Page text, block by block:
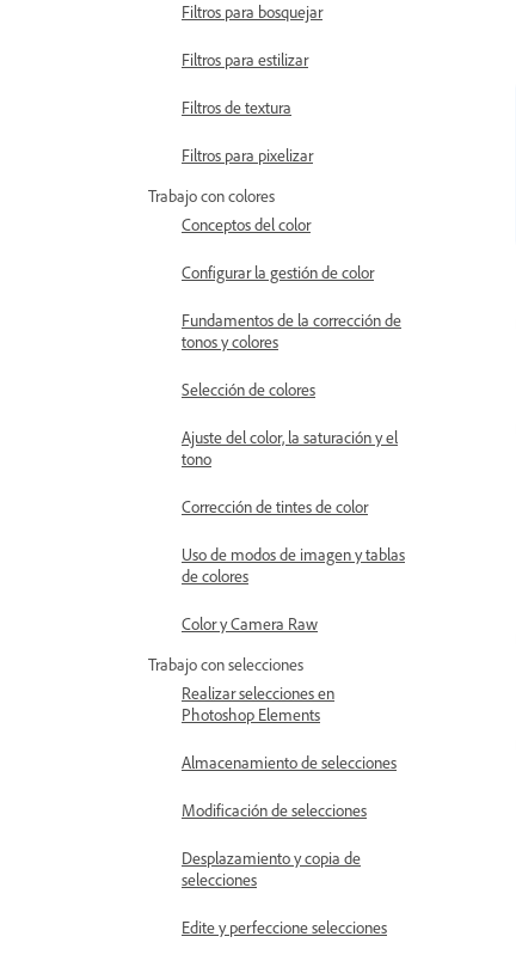
Filtros para bosquejar
Filtros para estilizar
Filtros de textura
Filtros para pixelizar
Trabajo con colores
Conceptos del color
Configurar la gestión de color
Fundamentos de la corrección de
tonos y colores
Selección de colores
Ajuste del color, la saturación y el
tono
Corrección de tintes de color
Uso de modos de imagen y tablas
de colores
Color y Camera Raw
Trabajo con selecciones
Realizar selecciones en
Photoshop Elements
Almacenamiento de selecciones
Modificación de selecciones
Desplazamiento y copia de
selecciones
Edite y perfeccione selecciones